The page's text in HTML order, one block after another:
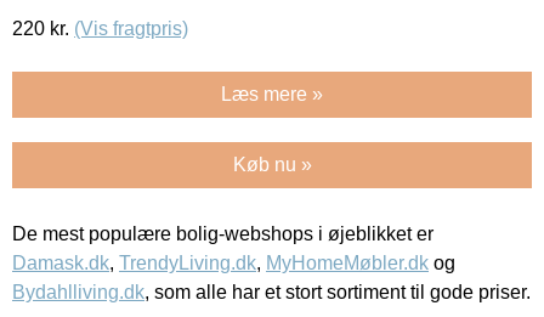
220 kr. (Vis fragtpris)
Læs mere »
Køb nu »
De mest populære bolig-webshops i øjeblikket er
Damask.dk, TrendyLiving.dk, MyHomeMøbler.dk og
Bydahlliving.dk, som alle har et stort sortiment til gode priser.